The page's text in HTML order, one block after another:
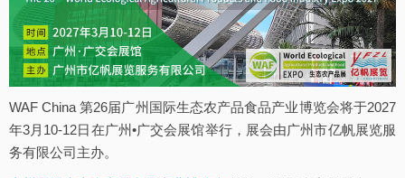
WAF China 第26届广州国际生态农产品食品产业博览会将于2027
年3月10-12日在广州•广交会展馆举行，展会由广州市亿帆展览服
务有限公司主办。